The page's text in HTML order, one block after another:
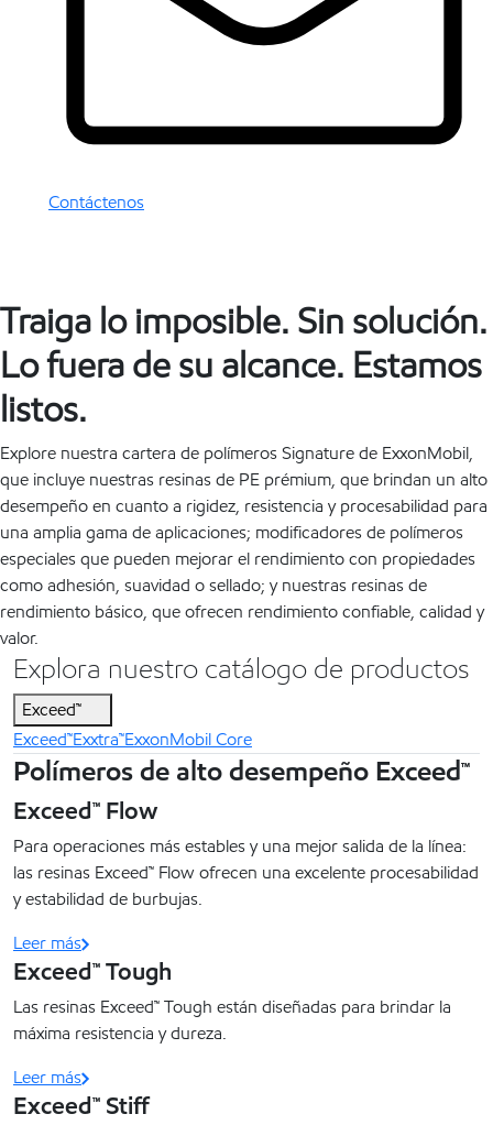
Contáctenos
Traiga lo imposible. Sin solución.
Lo fuera de su alcance. Estamos
listos.
Explore nuestra cartera de polímeros Signature de ExxonMobil,
que incluye nuestras resinas de PE prémium, que brindan un alto
desempeño en cuanto a rigidez, resistencia y procesabilidad para
una amplia gama de aplicaciones; modificadores de polímeros
especiales que pueden mejorar el rendimiento con propiedades
como adhesión, suavidad o sellado; y nuestras resinas de
rendimiento básico, que ofrecen rendimiento confiable, calidad y
valor.
Explora nuestro catálogo de productos
Exceed™
Exceed™Exxtra™ExxonMobil Core
Polímeros de alto desempeño Exceed™
Exceed™ Flow
Para operaciones más estables y una mejor salida de la línea:
las resinas Exceed™ Flow ofrecen una excelente procesabilidad
y estabilidad de burbujas.
Leer más
Exceed™ Tough
Las resinas Exceed™ Tough están diseñadas para brindar la
máxima resistencia y dureza.
Leer más
Exceed™ Stiff